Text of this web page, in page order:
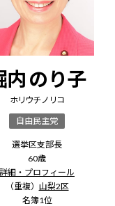
内 のり子
ホリウチ ノリコ
自由民主党
選挙区支部長
60歳
詳細・プロフィール
（重複） 山梨2区
名簿1位